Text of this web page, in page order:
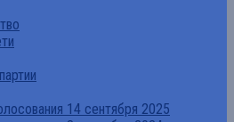
14 сентября 2025